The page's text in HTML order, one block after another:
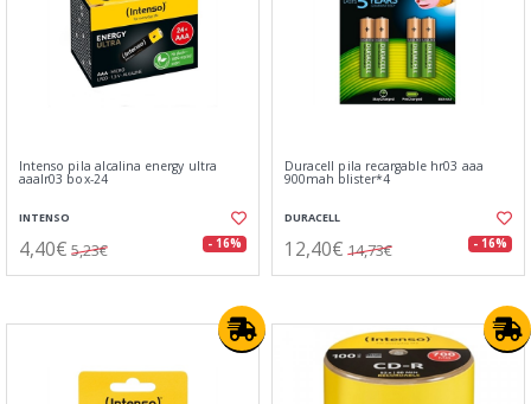
Intenso pila alcalina energy ultra
aaalr03 box-24
INTENSO
4,40€ 5,23€ - 16%
Duracell pila recargable hr03 aaa
900mah blister*4
DURACELL
12,40€ 14,73€ - 16%